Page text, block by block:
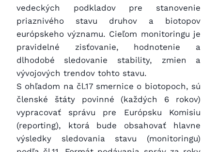
vedeckých podkladov pre stanovenie
priaznivého stavu druhov a biotopov
európskeho významu. Cieľom monitoringu je
pravidelné zisťovanie, hodnotenie a
dlhodobé sledovanie stability, zmien a
vývojových trendov tohto stavu.
S ohľadom na čl.17 smernice o biotopoch, sú
členské štáty povinné (každých 6 rokov)
vypracovať správu pre Európsku Komisiu
(reporting), ktorá bude obsahovať hlavne
výsledky sledovania stavu (monitoringu)